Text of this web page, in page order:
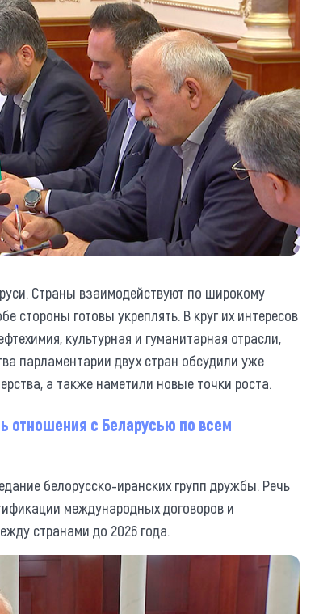
Страны взаимодействуют по широкому
стороны готовы укреплять. В круг их интересов
культурная и гуманитарная отрасли,
парламентарии двух стран обсудили уже
а также наметили новые точки роста.
отношения с Беларусью по всем
белорусско-иранских групп дружбы. Речь
международных договоров и
странами до 2026 года.